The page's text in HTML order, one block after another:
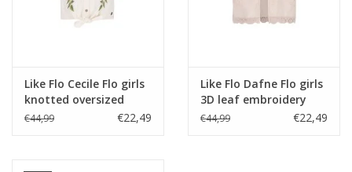
Like Flo Cecile Flo girls
knotted oversized
blouse Off white
€44,99 €22,49
Like Flo Dafne Flo girls
3D leaf embroidery
gilet Kit
€44,99 €22,49